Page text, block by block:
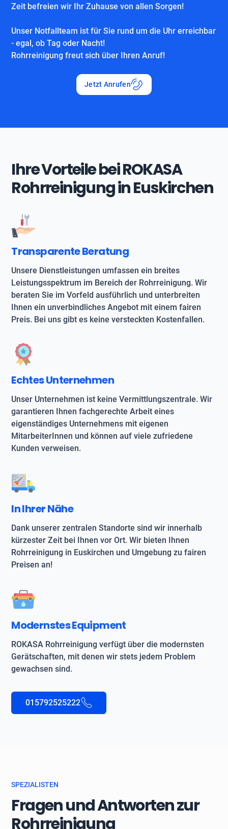
Zeit befreien wir Ihr Zuhause von allen Sorgen!
Unser Notfallteam ist für Sie rund um die Uhr erreichbar
- egal, ob Tag oder Nacht!
Rohrreinigung freut sich über Ihren Anruf!
Jetzt Anrufen
Ihre Vorteile bei ROKASA
Rohrreinigung in Euskirchen
Transparente Beratung
Unsere Dienstleistungen umfassen ein breites
Leistungsspektrum im Bereich der Rohrreinigung. Wir
beraten Sie im Vorfeld ausführlich und unterbreiten
Ihnen ein unverbindliches Angebot mit einem fairen
Preis. Bei uns gibt es keine versteckten Kostenfallen.
Echtes Unternehmen
Unser Unternehmen ist keine Vermittlungszentrale. Wir
garantieren Ihnen fachgerechte Arbeit eines
eigenständiges Unternehmens mit eigenen
MitarbeiterInnen und können auf viele zufriedene
Kunden verweisen.
In Ihrer Nähe
Dank unserer zentralen Standorte sind wir innerhalb
kürzester Zeit bei Ihnen vor Ort. Wir bieten Ihnen
Rohrreinigung in Euskirchen und Umgebung zu fairen
Preisen an!
Modernstes Equipment
ROKASA Rohrreinigung verfügt über die modernsten
Gerätschaften, mit denen wir stets jedem Problem
gewachsen sind.
015792525222
SPEZIALISTEN
Fragen und Antworten zur
Rohrreinigung